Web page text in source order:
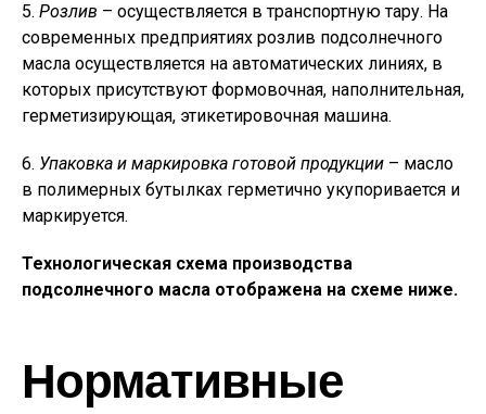
5. Розлив – осуществляется в транспортную тару. На
современных предприятиях розлив подсолнечного
масла осуществляется на автоматических линиях, в
которых присутствуют формовочная, наполнительная,
герметизирующая, этикетировочная машина.
6. Упаковка и маркировка готовой продукции – масло
в полимерных бутылках герметично укупоривается и
маркируется.
Технологическая схема производства
подсолнечного масла отображена на схеме ниже.
Нормативные